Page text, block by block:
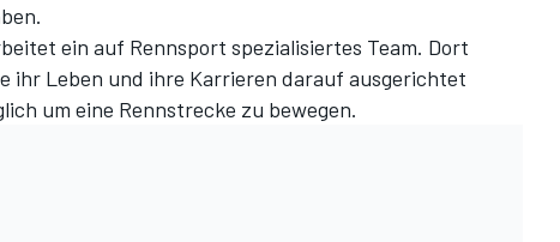
ein auf Rennsport spezialisiertes Team. Dort
ihr Leben und ihre Karrieren darauf ausgerichtet
um eine Rennstrecke zu bewegen.